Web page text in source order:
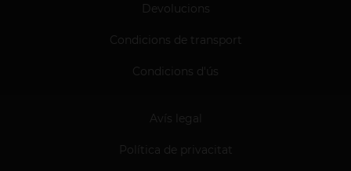
Devolucions
Condicions de transport
Condicions d'ús
Avís legal
Política de privacitat